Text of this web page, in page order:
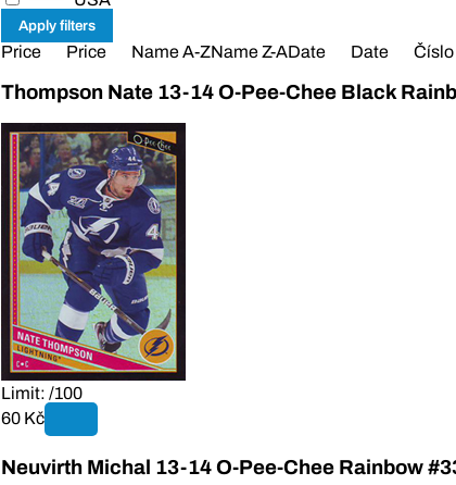
Price Price Name A-ZName Z-ADate Date Číslo
Thompson Nate 13-14 O-Pee-Chee Black
Limit: /100
60 Kč
Neuvirth Michal 13-14 O-Pee-Chee Rainbow